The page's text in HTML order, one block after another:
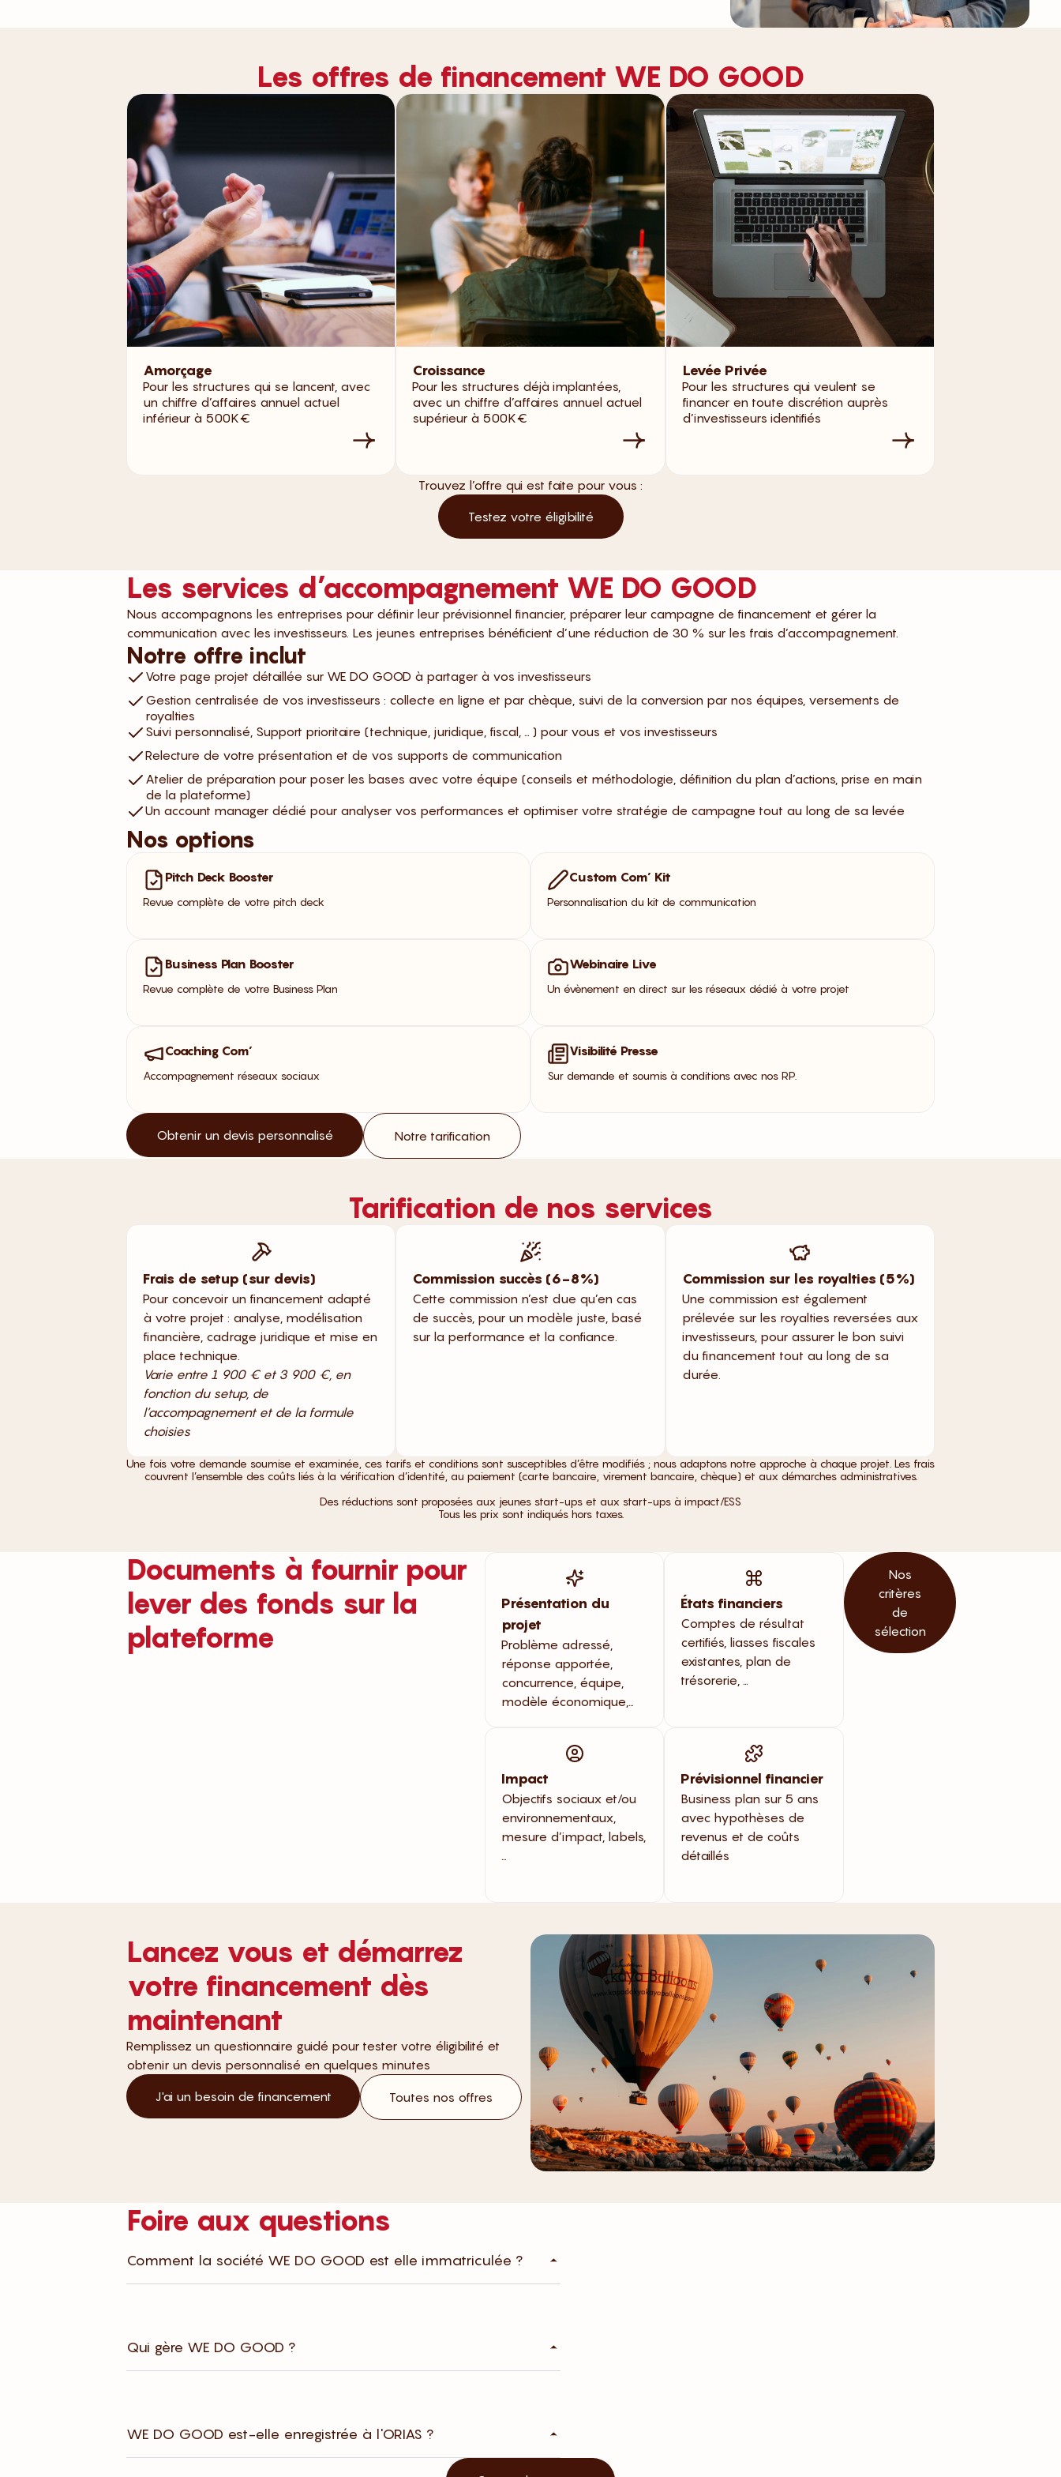
Les offres de financement WE DO GOOD
Amorçage
Pour les structures qui se lancent, avec
un chiffre d’affaires annuel actuel
inférieur à 500K€
Croissance
Pour les structures déjà implantées,
avec un chiffre d’affaires annuel actuel
supérieur à 500K€
Levée Privée
Pour les structures qui veulent se
financer en toute discrétion auprès
d’investisseurs identifiés
Trouvez l’offre qui est faite pour vous :
Testez votre éligibilité
Les services d’accompagnement WE DO GOOD
Nous accompagnons les entreprises pour définir leur prévisionnel financier, préparer leur campagne de financement et gérer la
communication avec les investisseurs. Les jeunes entreprises bénéficient d’une réduction de 30 % sur les frais d’accompagnement.
Notre offre inclut
Votre page projet détaillée sur WE DO GOOD à partager à vos investisseurs
Gestion centralisée de vos investisseurs : collecte en ligne et par chèque, suivi de la conversion par nos équipes, versements de
royalties
Suivi personnalisé, Support prioritaire (technique, juridique, fiscal, … ) pour vous et vos investisseurs
Relecture de votre présentation et de vos supports de communication
Atelier de préparation pour poser les bases avec votre équipe (conseils et méthodologie, définition du plan d’actions, prise en main
de la plateforme)
Un account manager dédié pour analyser vos performances et optimiser votre stratégie de campagne tout au long de sa levée
Nos options
Pitch Deck Booster
Revue complète de votre pitch deck
Business Plan Booster
Revue complète de votre Business Plan
Coaching Com’
Accompagnement réseaux sociaux
Custom Com’ Kit
Personnalisation du kit de communication
Webinaire Live
Un évènement en direct sur les réseaux dédié à votre projet
Visibilité Presse
Sur demande et soumis à conditions avec nos RP.
Notre tarification
Obtenir un devis personnalisé
Tarification de nos services
Frais de setup (sur devis)
Pour concevoir un financement adapté
à votre projet : analyse, modélisation
financière, cadrage juridique et mise en
place technique.
Varie entre 1 900 € et 3 900 €, en
fonction du setup, de
l’accompagnement et de la formule
choisies
Commission succès (6-8%)
Cette commission n’est due qu’en cas
de succès, pour un modèle juste, basé
sur la performance et la confiance.
Commission sur les royalties (5%)
Une commission est également
prélevée sur les royalties reversées aux
investisseurs, pour assurer le bon suivi
du financement tout au long de sa
durée.
Une fois votre demande soumise et examinée, ces tarifs et conditions sont susceptibles d’être modifiés ; nous adaptons notre approche à chaque projet. Les frais
couvrent l’ensemble des coûts liés à la vérification d’identité, au paiement (carte bancaire, virement bancaire, chèque) et aux démarches administratives.
Des réductions sont proposées aux jeunes start-ups et aux start-ups à impact/ESS
Tous les prix sont indiqués hors taxes.
Documents à fournir pour
lever des fonds sur la
plateforme
Présentation du
projet
Problème adressé,
réponse apportée,
concurrence, équipe,
modèle économique,…
États financiers
Comptes de résultat
certifiés, liasses fiscales
existantes, plan de
trésorerie, …
Impact
Objectifs sociaux et/ou
environnementaux,
mesure d’impact, labels,
…
Prévisionnel financier
Business plan sur 5 ans
avec hypothèses de
revenus et de coûts
détaillés
Nos
critères
de
sélection
Lancez vous et démarrez
votre financement dès
maintenant
Remplissez un questionnaire guidé pour tester votre éligibilité et
obtenir un devis personnalisé en quelques minutes
J'ai un besoin de financement
Toutes nos offres
Foire aux questions
Comment la société WE DO GOOD est elle immatriculée ?
Qui gère WE DO GOOD ?
WE DO GOOD est-elle enregistrée à l'ORIAS ?